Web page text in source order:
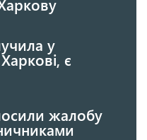
у
є
жалобу